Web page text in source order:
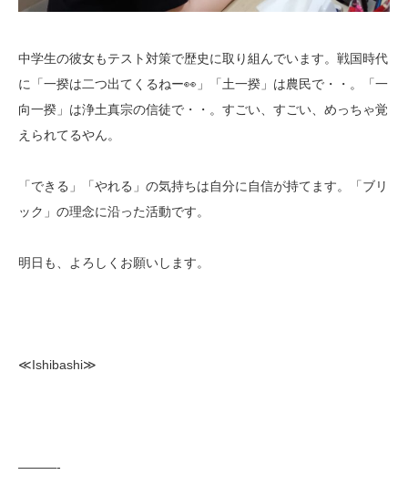
中学生の彼女もテスト対策で歴史に取り組んでいます。戦国時代
に「一揆は二つ出てくるねー👀」「土一揆」は農民で・・。「一
向一揆」は浄土真宗の信徒で・・。すごい、すごい、めっちゃ覚
えられてるやん。
「できる」「やれる」の気持ちは自分に自信が持てます。「ブリ
ック」の理念に沿った活動です。
明日も、よろしくお願いします。
≪Ishibashi≫
———-